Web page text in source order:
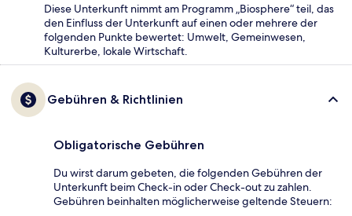
Diese Unterkunft nimmt am Programm „Biosphere“ teil, das
den Einfluss der Unterkunft auf einen oder mehrere der
folgenden Punkte bewertet: Umwelt, Gemeinwesen,
Kulturerbe, lokale Wirtschaft.
Gebühren & Richtlinien
Obligatorische Gebühren
Du wirst darum gebeten, die folgenden Gebühren der
Unterkunft beim Check-in oder Check-out zu zahlen.
Gebühren beinhalten möglicherweise geltende Steuern: